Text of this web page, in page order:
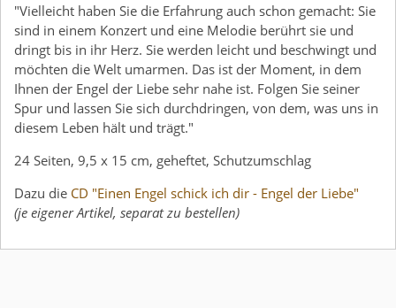
"Vielleicht haben Sie die Erfahrung auch schon gemacht: Sie
sind in einem Konzert und eine Melodie berührt sie und
dringt bis in ihr Herz. Sie werden leicht und beschwingt und
möchten die Welt umarmen. Das ist der Moment, in dem
Ihnen der Engel der Liebe sehr nahe ist. Folgen Sie seiner
Spur und lassen Sie sich durchdringen, von dem, was uns in
diesem Leben hält und trägt."
24 Seiten, 9,5 x 15 cm, geheftet, Schutzumschlag
Dazu die CD "Einen Engel schick ich dir - Engel der Liebe"
(je eigener Artikel, separat zu bestellen)